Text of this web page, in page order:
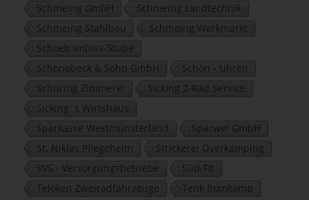
Schmeing GmbH
Schmeing Landtechnik
Schmeing Stahlbau
Schmeing Werkmarkt
Schoeb Imbiss-Stube
Schonebeck & Sohn GmbH
Schön - Uhren
Schüring Zimmerei
Sicking 2-Rad Service
Sicking´s Wirtshaus
Sparkasse Westmünsterland
Sparwel GmbH
St. Niklas Pflegeheim
Strickerei Overkämping
SVS - Versorgungsbetriebe
Süd-Fit
Telöken Zweiradfahrzeuge
Tenk Bomkamp